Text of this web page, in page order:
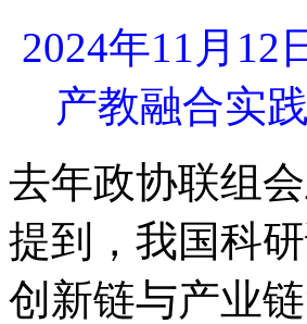
2024年11月12
产教融合实
去年政协联组
提到，我国科
创新链与产业